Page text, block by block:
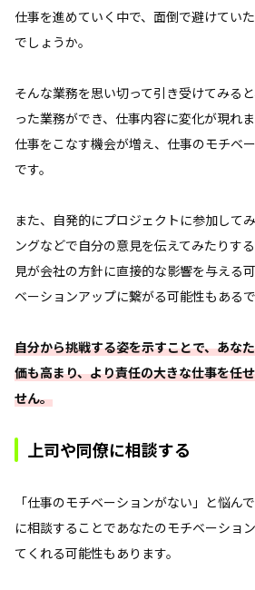
仕事を進めていく中で、面倒で避けてい
でしょうか。
そんな業務を思い切って引き受けてみる
った業務ができ、仕事内容に変化が現れ
仕事をこなす機会が増え、仕事のモチベ
です。
また、自発的にプロジェクトに参加して
ングなどで自分の意見を伝えてみたりす
見が会社の方針に直接的な影響を与える
ベーションアップに繋がる可能性もあるで
自分から挑戦する姿を示すことで、あな
価も高まり、より責任の大きな仕事を任
せん。
上司や同僚に相談する
「仕事のモチベーションがない」と悩ん
に相談することであなたのモチベーショ
てくれる可能性もあります。